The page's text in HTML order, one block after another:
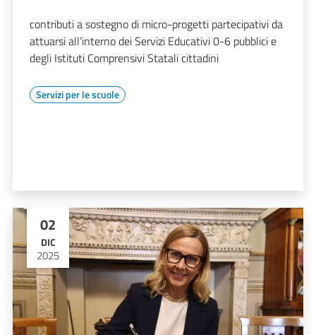
contributi a sostegno di micro-progetti partecipativi da
attuarsi all’interno dei Servizi Educativi 0-6 pubblici e
degli Istituti Comprensivi Statali cittadini
Servizi per le scuole
02
DIC
2025